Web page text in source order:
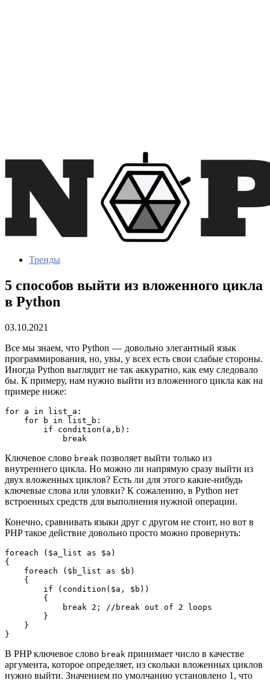
Тренды
5 способов выйти из вложенного цикла
в Python
03.10.2021
Все мы знаем, что Python — довольно элегантный язык
программирования, но, увы, у всех есть свои слабые стороны.
Иногда Python выглядит не так аккуратно, как ему следовало
бы. К примеру, нам нужно выйти из вложенного цикла как на
примере ниже:
for a in list_a:
    for b in list_b:
        if condition(a,b):
            break
Ключевое слово break позволяет выйти только из
внутреннего цикла. Но можно ли напрямую сразу выйти из
двух вложенных циклов? Есть ли для этого какие-нибудь
ключевые слова или уловки? К сожалению, в Python нет
встроенных средств для выполнения нужной операции.
Конечно, сравнивать языки друг с другом не стоит, но вот в
PHP такое действие довольно просто можно провернуть:
foreach ($a_list as $a)
{
    foreach ($b_list as $b)
    {
        if (condition($a, $b))
        {
            break 2; //break out of 2 loops
        }
    }
}
В PHP ключевое слово break принимает число в качестве
аргумента, которое определяет, из скольки вложенных циклов
нужно выйти. Значением по умолчанию установлено 1, что